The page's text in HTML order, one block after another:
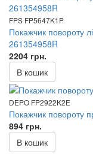
FPS FP5647K1P
Покажчик повороту
261354958R
2204 грн.
В кошик
DEPO FP2922K2E
Покажчик повороту
894 грн.
В кошик